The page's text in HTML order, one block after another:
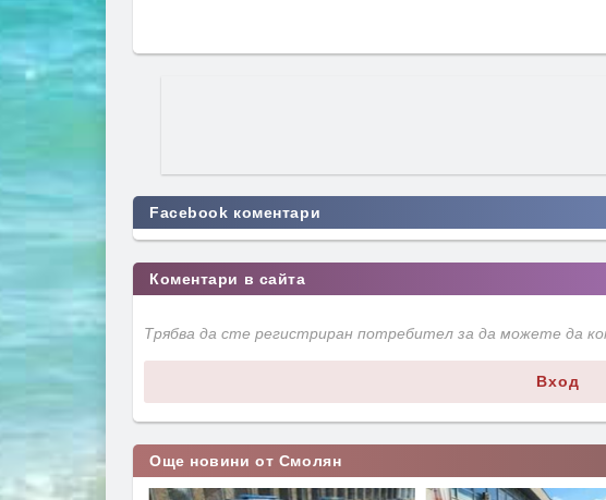
Facebook коментари
Коментари в сайта
Трябва да сте регистриран потребител за да можете да
Вход
Още новини от Смолян